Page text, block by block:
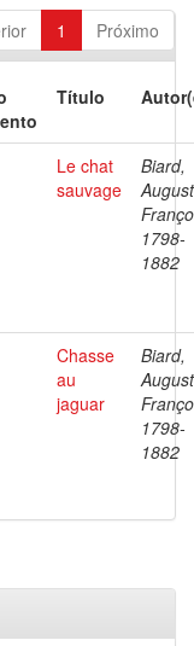
1 Próximo
Título
Le chat
sauvage
Biard,
1798-
1882
Chasse
au
jaguar
Biard,
1798-
1882